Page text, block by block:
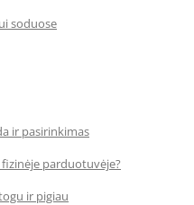
soduose
ir pasirinkimas
parduotuvėje?
ir pigiau